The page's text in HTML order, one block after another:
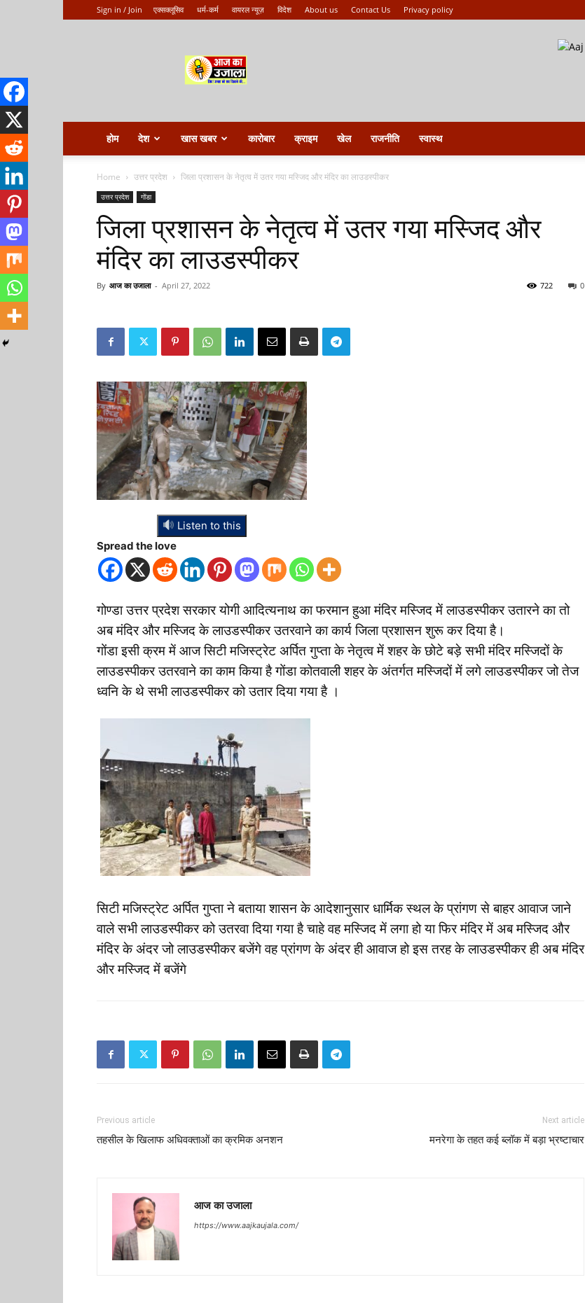
Sign in / Join एक्सक्लूसिव धर्म-कर्म वायरल न्यूज़ विदेश About us Contact Us Privacy policy
ka
ujala
होम देश खास खबर कारोबार क्राइम खेल राजनीति स्वास्थ
Home उत्तर प्रदेश जिला प्रशासन के नेतृत्व में उतर गया मस्जिद और मंदिर का लाउडस्पीकर
उत्तर प्रदेश गोंडा
जिला प्रशासन के नेतृत्व में उतर गया मस्जिद और
मंदिर का लाउडस्पीकर
By आज का उजाला - April 27, 2022 0
722
Listen to this
Spread the love
गोण्डा उत्तर प्रदेश सरकार योगी आदित्यनाथ का फरमान हुआ मंदिर मस्जिद में लाउडस्पीकर उतारने का तो
अब मंदिर और मस्जिद के लाउडस्पीकर उतरवाने का कार्य जिला प्रशासन शुरू कर दिया है।
गोंडा इसी क्रम में आज सिटी मजिस्ट्रेट अर्पित गुप्ता के नेतृत्व में शहर के छोटे बड़े सभी मंदिर मस्जिदों के
लाउडस्पीकर उतरवाने का काम किया है गोंडा कोतवाली शहर के अंतर्गत मस्जिदों में लगे लाउडस्पीकर जो तेज
ध्वनि के थे सभी लाउडस्पीकर को उतार दिया गया है ।
सिटी मजिस्ट्रेट अर्पित गुप्ता ने बताया शासन के आदेशानुसार धार्मिक स्थल के प्रांगण से बाहर आवाज जाने
वाले सभी लाउडस्पीकर को उतरवा दिया गया है चाहे वह मस्जिद में लगा हो या फिर मंदिर में अब मस्जिद और
मंदिर के अंदर जो लाउडस्पीकर बजेंगे वह प्रांगण के अंदर ही आवाज हो इस तरह के लाउडस्पीकर ही अब मंदिर
और मस्जिद में बजेंगे
Previous article
तहसील के खिलाफ अधिवक्ताओं का क्रमिक अनशन
Next article
मनरेगा के तहत कई ब्लॉक में बड़ा भ्रष्टाचार
आज का उजाला
https://www.aajkaujala.com/